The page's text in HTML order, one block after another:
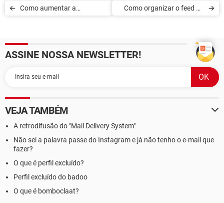
Como aumentar a
Como organizar o feed do
ASSINE NOSSA NEWSLETTER!
VEJA TAMBÉM
A retrodifusão do "Mail Delivery System"
Não sei a palavra passe do Instagram e já não tenho o e-mail que
fazer?
O que é perfil excluído?
Perfil excluído do badoo
O que é bomboclaat?